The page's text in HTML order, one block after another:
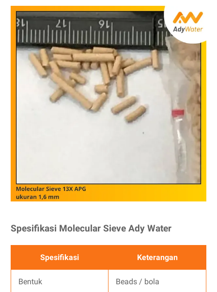
Spesifikasi Molecular Sieve Ady Water
Spesifikasi Keterangan
Bentuk Beads / bola